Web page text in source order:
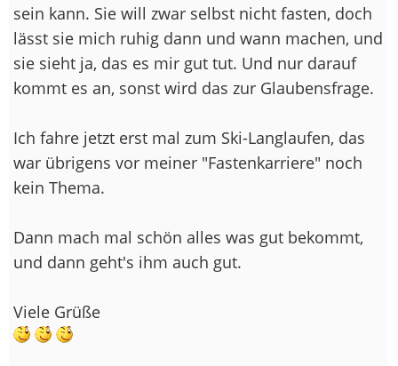
sein kann. Sie will zwar selbst nicht fasten, doch
lässt sie mich ruhig dann und wann machen, und
sie sieht ja, das es mir gut tut. Und nur darauf
kommt es an, sonst wird das zur Glaubensfrage.
Ich fahre jetzt erst mal zum Ski-Langlaufen, das
war übrigens vor meiner "Fastenkarriere" noch
kein Thema.
Dann mach mal schön alles was gut bekommt,
und dann geht's ihm auch gut.
Viele Grüße